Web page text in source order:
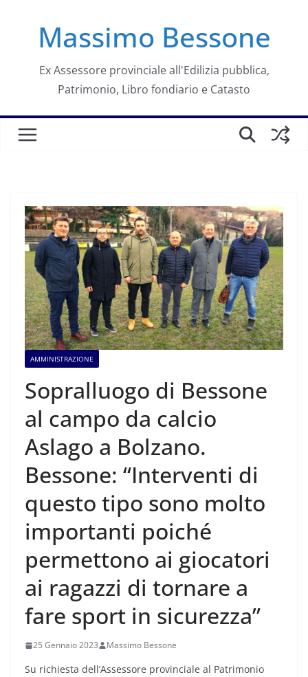
contenutoMassimo Bessone
Ex Assessore provinciale all'Edilizia pubblica,
Patrimonio, Libro fondiario e Catasto
AMMINISTRAZIONE
Sopralluogo di Bessone
al campo da calcio
Aslago a Bolzano.
Bessone: “Interventi di
questo tipo sono molto
importanti poiché
permettono ai giocatori
ai ragazzi di tornare a
fare sport in sicurezza”
25 Gennaio 2023 Massimo Bessone
Su richiesta dell’Assessore provinciale al Patrimonio